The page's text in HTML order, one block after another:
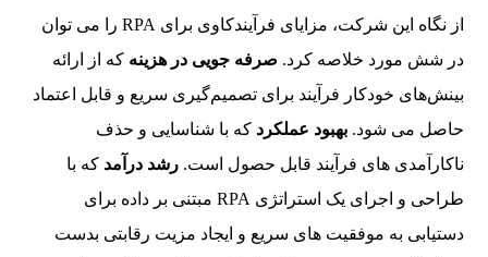
از نگاه این شرکت، مزایای فرآیندکاوی برای RPA را می توان
در شش مورد خلاصه کرد. صرفه جویی در هزینه که از ارائه
بینش‌های خودکار فرآیند برای تصمیم‌گیری سریع و قابل اعتماد
حاصل می شود.بهبود عملکرد که با شناسایی و حذف
ناکارآمدی های فرآیند قابل حصول است.رشد درآمد که با
طراحی و اجرای یک استراتژی RPA مبتنی بر داده برای
دستیابی به موفقیت های سریع و ایجاد مزیت رقابتی بدست